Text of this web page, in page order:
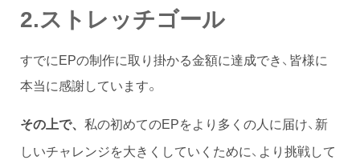
2.ストレッチゴール
すでにEPの制作に取り掛かる金額に達成でき、皆様に
本当に感謝しています。
その上で、 私の初めてのEPをより多くの人に届け、新
しいチャレンジを大きくしていくために、より挑戦して